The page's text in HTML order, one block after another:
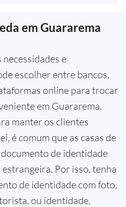
em Guararema
e
escolher entre bancos,
online para trocar
em Guararema.
manter os clientes
é comum que as casas de
de identidade
Por isso, tenha
de identidade com foto,
ou identidade,